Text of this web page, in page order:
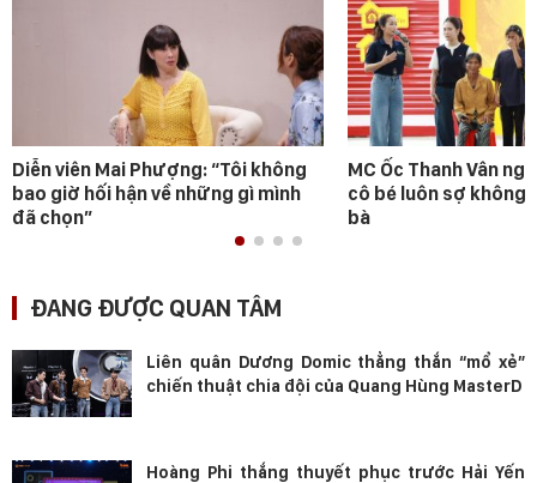
Diễn viên Mai Phượng: “Tôi không
bao giờ hối hận về những gì mình
đã chọn”
MC Ốc Thanh Vân
cô bé luôn sợ không
bà
ĐANG ĐƯỢC QUAN TÂM
Liên quân Dương Domic thẳng thắn “mổ xẻ”
chiến thuật chia đội của Quang Hùng MasterD
Hoàng Phi thắng thuyết phục trước Hải Yến